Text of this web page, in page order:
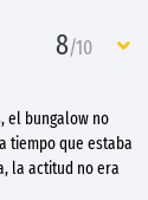
8/10
el bungalow no
tiempo que estaba
la actitud no era